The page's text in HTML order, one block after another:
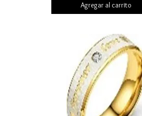
Agregar al carrito